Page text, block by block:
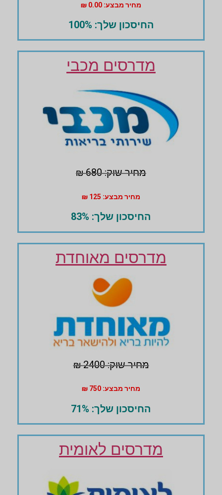
מחיר מבצע: 0.00 ₪
החיסכון שלך: 100%
מדרסים מכבי
מחיר שוק: 680 ₪
מחיר מבצע: 125 ₪
החיסכון שלך: 83%
מדרסים מאוחדת
מחיר שוק: 2400 ₪
מחיר מבצע: 750 ₪
החיסכון שלך: 71%
מדרסים לאומית